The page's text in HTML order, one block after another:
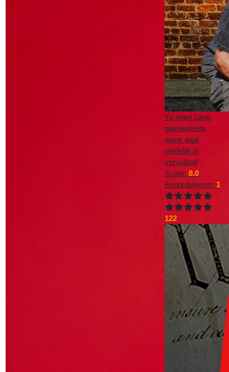
Ya man! Lang
gekoesterde
wens gaat
eindelijk in
vervulling!
Score: 8.0,
Beoordelingen: 1
122